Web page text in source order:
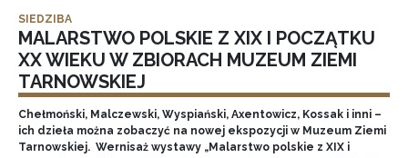
SIEDZIBA
MALARSTWO POLSKIE Z XIX I POCZĄTKU
XX WIEKU W ZBIORACH MUZEUM ZIEMI
TARNOWSKIEJ
Chełmoński, Malczewski, Wyspiański, Axentowicz, Kossak i inni –
ich dzieła można zobaczyć na nowej ekspozycji w Muzeum Ziemi
Tarnowskiej. Wernisaż wystawy „Malarstwo polskie z XIX i